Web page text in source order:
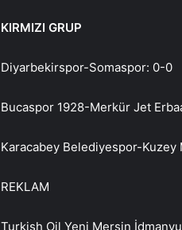
KIRMIZI GRUP
Diyarbekirspor-Somaspor: 0-0
Bucaspor 1928-Merkür Jet
Karacabey Belediyespor-
REKLAM
Turkish Oil Yeni Mersin